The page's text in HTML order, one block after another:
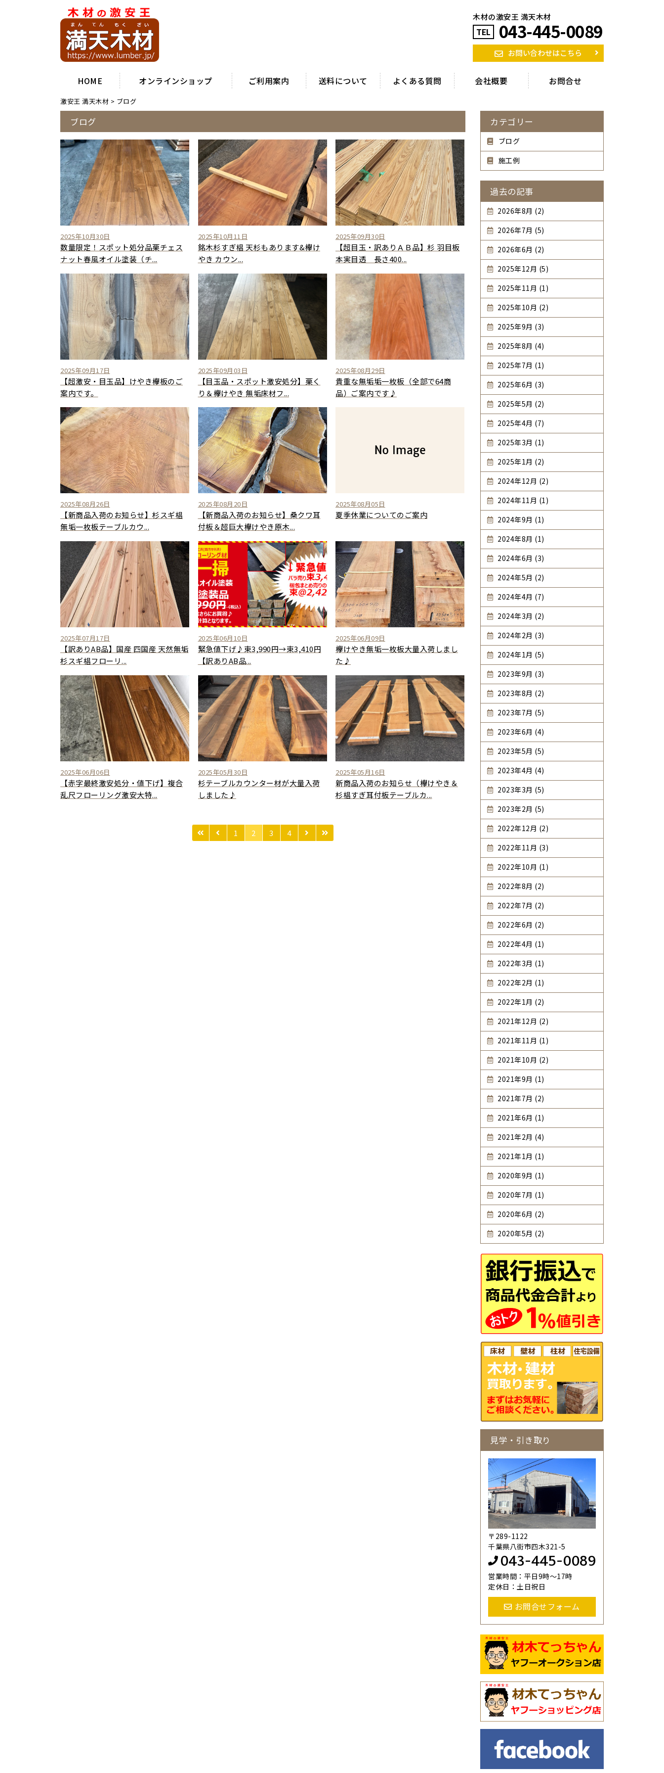
木材の激安王 満天木材
TEL 043-445-0089
お問い合わせはこちら
HOME オンラインショップ ご利用案内 送料について よくある質問 会社概要 お問合せ
激安王 満天木材 > ブログ
ブログ
2025年10月30日
数量限定！スポット処分品栗チェス
ナット春風オイル塗装（チ...
2025年10月11日
銘木杉すぎ椙 天杉もあります&欅け
やき カウン...
2025年09月30日
【超目玉・訳ありＡＢ品】杉 羽目板
本実目透 長さ400...
2025年09月17日
【超激安・目玉品】けやき欅板のご
案内です。
2025年09月03日
【目玉品・スポット激安処分】栗く
り＆欅けやき 無垢床材フ...
2025年08月29日
貴重な無垢垢一枚板（全部で64商
品）ご案内です♪
2025年08月26日
【新商品入荷のお知らせ】杉スギ椙
無垢一枚板テーブルカウ...
2025年08月20日
【新商品入荷のお知らせ】桑クワ耳
付板＆超巨大欅けやき原木...
2025年08月05日
夏季休業についてのご案内
2025年07月17日
【訳ありAB品】国産 四国産 天然無垢
杉スギ椙フローリ...
2025年06月10日
緊急値下げ♪束3,990円→束3,410円
【訳ありAB品...
2025年06月09日
欅けやき無垢一枚板大量入荷しまし
た♪
2025年06月06日
【赤字最終激安処分・値下げ】複合
乱尺フローリング激安大特...
2025年05月30日
杉テーブルカウンター材が大量入荷
しました♪
2025年05月16日
新商品入荷のお知らせ（欅けやき＆
杉椙すぎ耳付板テーブルカ...
1 2 3 4
カテゴリー
ブログ
施工例
過去の記事
2026年8月 (2)
2026年7月 (5)
2026年6月 (2)
2025年12月 (5)
2025年11月 (1)
2025年10月 (2)
2025年9月 (3)
2025年8月 (4)
2025年7月 (1)
2025年6月 (3)
2025年5月 (2)
2025年4月 (7)
2025年3月 (1)
2025年1月 (2)
2024年12月 (2)
2024年11月 (1)
2024年9月 (1)
2024年8月 (1)
2024年6月 (3)
2024年5月 (2)
2024年4月 (7)
2024年3月 (2)
2024年2月 (3)
2024年1月 (5)
2023年9月 (3)
2023年8月 (2)
2023年7月 (5)
2023年6月 (4)
2023年5月 (5)
2023年4月 (4)
2023年3月 (5)
2023年2月 (5)
2022年12月 (2)
2022年11月 (3)
2022年10月 (1)
2022年8月 (2)
2022年7月 (2)
2022年6月 (2)
2022年4月 (1)
2022年3月 (1)
2022年2月 (1)
2022年1月 (2)
2021年12月 (2)
2021年11月 (1)
2021年10月 (2)
2021年9月 (1)
2021年7月 (2)
2021年6月 (1)
2021年2月 (4)
2021年1月 (1)
2020年9月 (1)
2020年7月 (1)
2020年6月 (2)
2020年5月 (2)
見学・引き取り
〒289-1122
千葉県八街市四木321-5
043-445-0089
営業時間：平日9時～17時
定休日：土日祝日
お問合せフォーム